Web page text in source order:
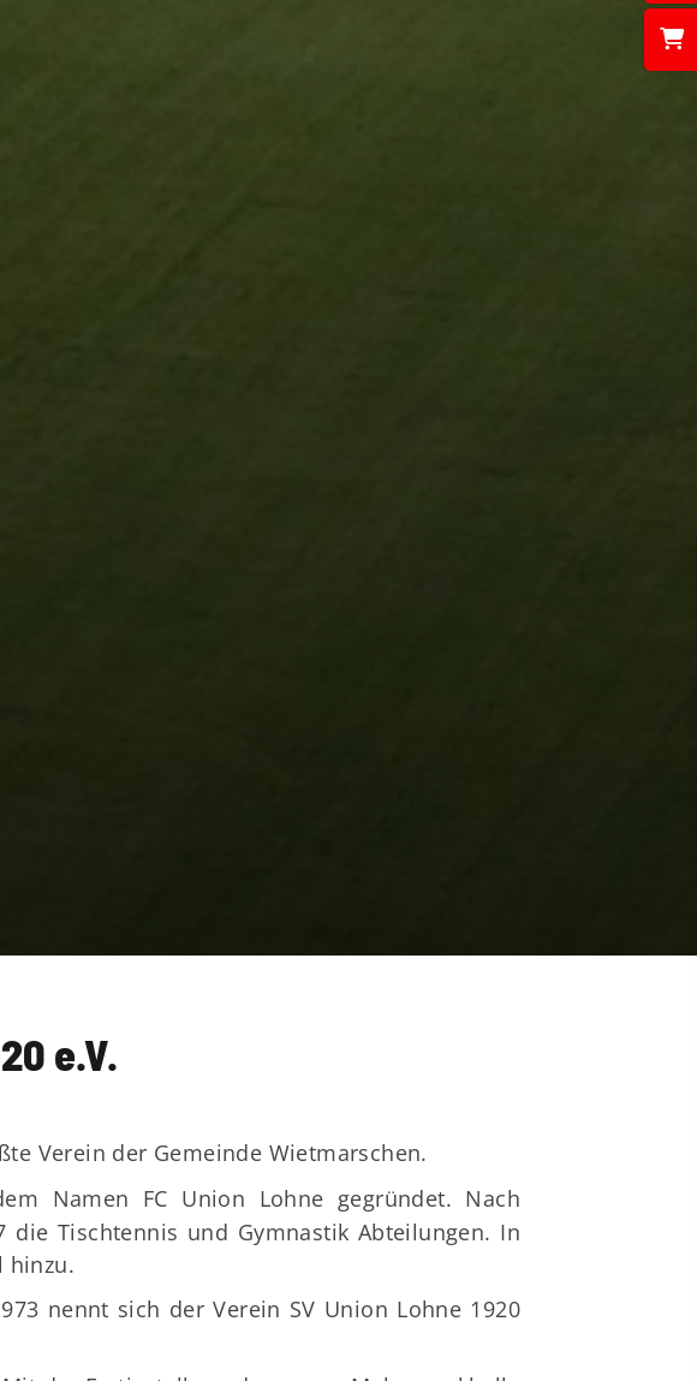
e.V.
Verein der Gemeinde Wietmarschen.
Namen FC Union Lohne gegründet. Nach
Tischtennis und Gymnastik Abteilungen. In
hinzu.
nennt sich der Verein SV Union Lohne 1920